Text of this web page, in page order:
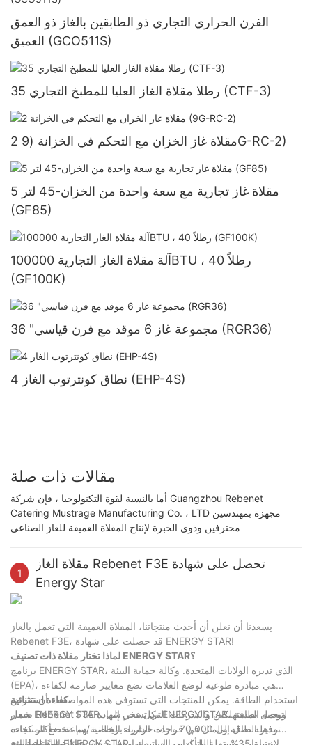
الفرن الحراري التجاري ذو الطابقين بالغاز ذو العمق
العميق (GCO511S)
35 رطلا مقلاة الغاز العليا للمطبخ التجاري (CTF-3)
2 مقلاة غاز الخزان مع التحكم في الخزانة (9G-RC-2)
5 مقلاة غاز تجارية مع سعة واحدة من الخزان-45 لتر
(GF85)
آلة مقلاة الغاز التجارية 100000BTU ، 40 رطلاً
(GF100K)
36 "مجموعة غاز 6 موقد مع فرن قياسي (RGR36)
4 نطاق كونترتوب الغاز (EHP-4S)
مقالات ذات صلة
أما بالنسبة لقوة التكنولوجيا ، فإن شركة Guangzhou Rebenet
Catering Mustrage Manufacturing Co. ، LTD مجهزة بمهندسين
محترفين وذوي الخبرة لإنتاج المقلاة العميقة للغاز الصناعي
1
مقلاة الغاز Rebenet F3E تحصل على شهادة
Energy Star
يسعدنا أن نعلن أن أحدث منتجاتنا، المقلاة العميقة التي تعمل بالغاز
Rebenet F3E، قد حصلت على شهادة ENERGY STAR!
لماذا تختار مقلاة ذات تصنيف ENERGY STAR؟
برنامج ENERGY STAR، الذي تديره الولايات المتحدة. وكالة حماية البيئة
(EPA)، هي مبادرة طوعية لوضع العلامات تضع معايير صارمة لكفاءة
استخدام الطاقة. يمكن للمنتجات التي تستوفي هذه المواصفات أن تعرض
شعار ENERGY STAR، لتوجيه المستهلكين والشركات التي تسعى إلى
توفير الطاقة والمال في قرارات الشراء الخاصة بهم. تخضع المنتجات
كفاءة استثنائية
يحمل Rebenet F3E بكل فخر شهادة ENERGY STAR، ويعمل بطاقة
مذهلة تصل إلى 70,000 وحدة حرارية بريطانية/ساعة.—أكثر كفاءة